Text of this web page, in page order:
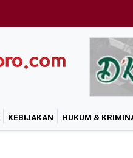
KEBIJAKAN HUKUM &